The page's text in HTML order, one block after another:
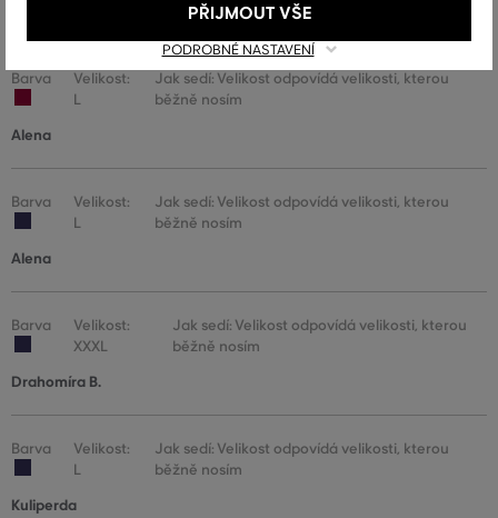
Barva
Velikost:
L
Jak sedí: Velikost odpovídá velikosti, kterou
běžně nosím
Alena
Barva
Velikost:
L
Jak sedí: Velikost odpovídá velikosti, kterou
běžně nosím
Alena
Barva
Velikost:
XXXL
Jak sedí: Velikost odpovídá velikosti, kterou
běžně nosím
Drahomíra B.
Barva
Velikost:
L
Jak sedí: Velikost odpovídá velikosti, kterou
běžně nosím
Kuliperda
PODROBNÉ NASTAVENÍ
PŘIJMOUT VŠE